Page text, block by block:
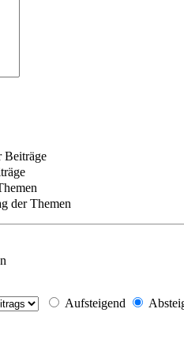
Beiträge
der Themen
Aufsteigend